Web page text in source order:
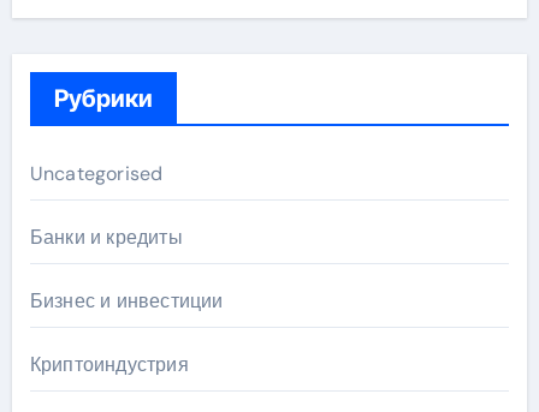
Рубрики
Uncategorised
Банки и кредиты
Бизнес и инвестиции
Криптоиндустрия